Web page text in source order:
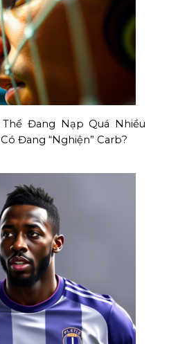
Thể Đang Nạp Quá Nhiều
Đang “Nghiện” Carb?